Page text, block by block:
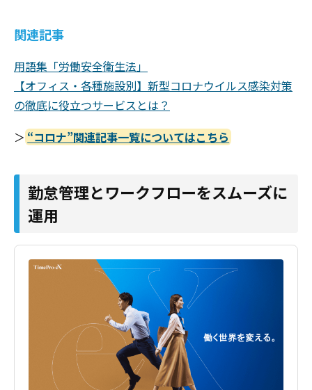
関連記事
用語集「労働安全衛生法」
【オフィス・各種施設別】新型コロナウイルス感染対策
の徹底に役立つサービスとは？
＞ “コロナ”関連記事一覧についてはこちら
勤怠管理とワークフローをスムーズに
運用